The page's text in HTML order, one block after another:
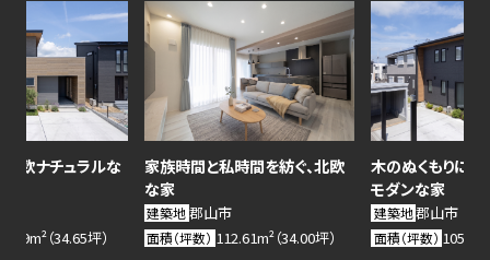
家族時間と私時間を紡ぐ、北欧
面積（坪数）112.61m²（34.00坪）
木のぬくもりに帰るナチュラル
面積（坪数）105.40m²（31.82坪）